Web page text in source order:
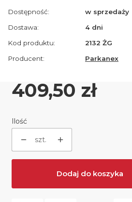
Dostępność:
w sprzedaży
Dostawa:
4 dni
Kod produktu:
2132 ŻG
Producent:
Parkanex
Cena
409,50 zł
Ilość
szt.
Dodaj do koszyka